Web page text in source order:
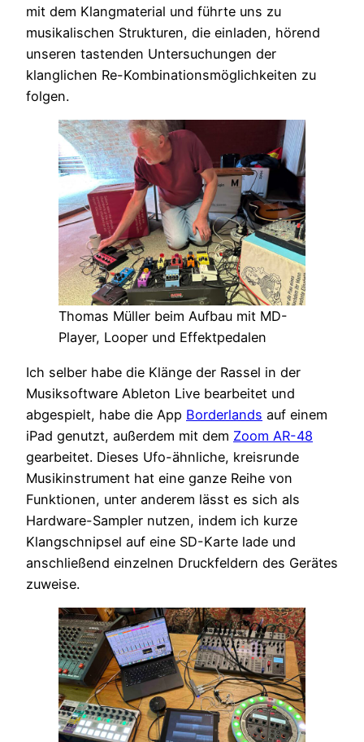
mit dem Klangmaterial und führte uns zu
musikalischen Strukturen, die einladen, hörend
unseren tastenden Untersuchungen der
klanglichen Re-Kombinationsmöglichkeiten zu
folgen.
Thomas Müller beim Aufbau mit MD-
Player, Looper und Effektpedalen
Ich selber habe die Klänge der Rassel in der
Musiksoftware Ableton Live bearbeitet und
abgespielt, habe die App Borderlands auf einem
iPad genutzt, außerdem mit dem Zoom AR-48
gearbeitet. Dieses Ufo-ähnliche, kreisrunde
Musikinstrument hat eine ganze Reihe von
Funktionen, unter anderem lässt es sich als
Hardware-Sampler nutzen, indem ich kurze
Klangschnipsel auf eine SD-Karte lade und
anschließend einzelnen Druckfeldern des Gerätes
zuweise.